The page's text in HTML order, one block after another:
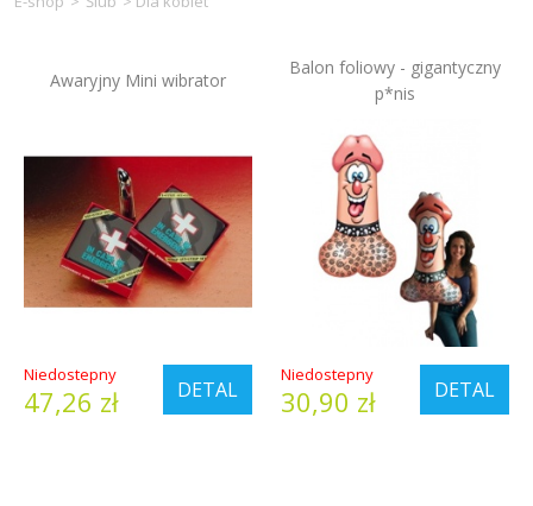
Awaryjny Mini wibrator
DETAL
Niedostepny
47,26 zł
Balon foliowy - gigantyczny
p*nis
DETAL
Niedostepny
30,90 zł